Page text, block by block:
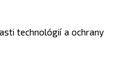
technológií a ochrany